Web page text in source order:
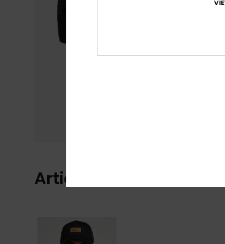
Articles vus récemment